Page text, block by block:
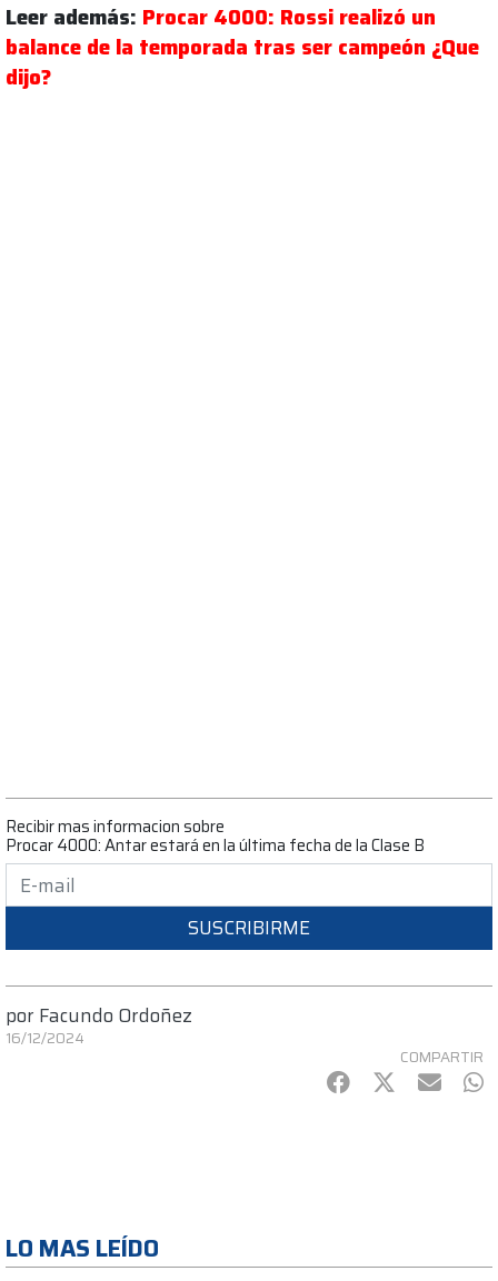
Leer además: Procar 4000: Rossi realizó un
balance de la temporada tras ser campeón ¿Que
dijo?
Recibir mas informacion sobre
Procar 4000: Antar estará en la última fecha de la Clase B
SUSCRIBIRME
por Facundo Ordoñez
16/12/2024
COMPARTIR
Facebook
Twitter
mail
LO MAS LEÍDO